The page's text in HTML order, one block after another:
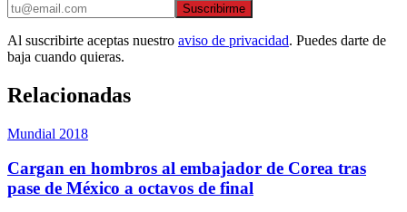
Suscribirme
Al suscribirte aceptas nuestro aviso de privacidad. Puedes darte de
baja cuando quieras.
Relacionadas
Mundial 2018
Cargan en hombros al embajador de Corea tras
pase de México a octavos de final